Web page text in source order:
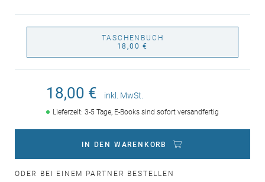
TASCHENBUCH
18,00 €
18,00 € inkl. MwSt.
Lieferzeit: 3-5 Tage, E-Books sind sofort versandfertig
IN DEN WARENKORB
ODER BEI EINEM PARTNER BESTELLEN